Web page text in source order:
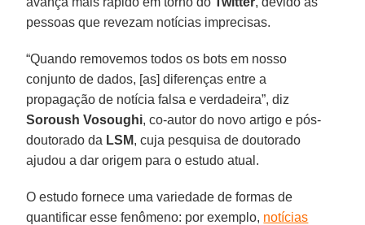
pessoas que revezam notícias imprecisas.
“Quando removemos todos os bots em nosso
conjunto de dados, [as] diferenças entre a
propagação de notícia falsa e verdadeira”, diz
Soroush Vosoughi, co-autor do novo artigo e pós-
doutorado da LSM, cuja pesquisa de doutorado
ajudou a dar origem para o estudo atual.
O estudo fornece uma variedade de formas de
quantificar esse fenômeno: por exemplo, notícias